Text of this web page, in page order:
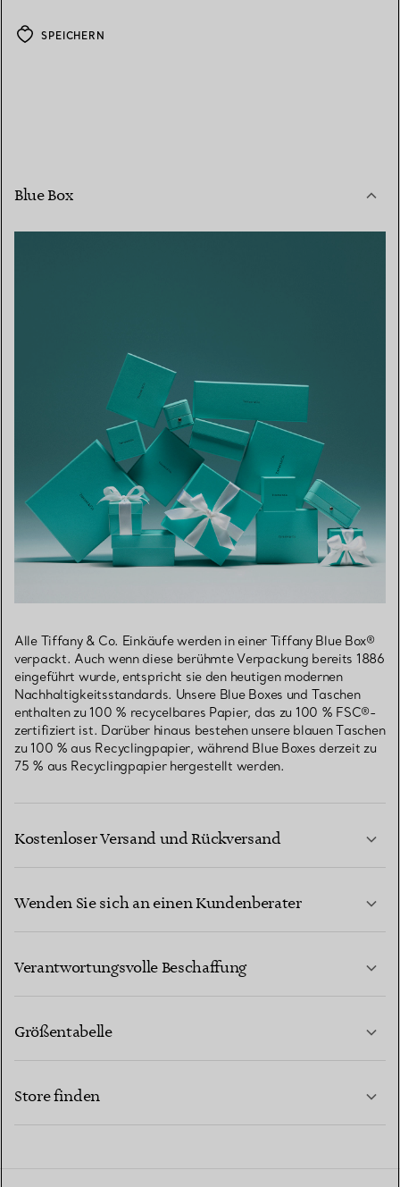
SPEICHERN
Blue Box
Alle Tiffany & Co. Einkäufe werden in einer Tiffany Blue Box®
verpackt. Auch wenn diese berühmte Verpackung bereits 1886
eingeführt wurde, entspricht sie den heutigen modernen
Nachhaltigkeitsstandards. Unsere Blue Boxes und Taschen
enthalten zu 100 % recycelbares Papier, das zu 100 % FSC®-
zertifiziert ist. Darüber hinaus bestehen unsere blauen Taschen
zu 100 % aus Recyclingpapier, während Blue Boxes derzeit zu
75 % aus Recyclingpapier hergestellt werden.
Kostenloser Versand und Rückversand
Wenden Sie sich an einen Kundenberater
Verantwortungsvolle Beschaffung
Größentabelle
Store finden